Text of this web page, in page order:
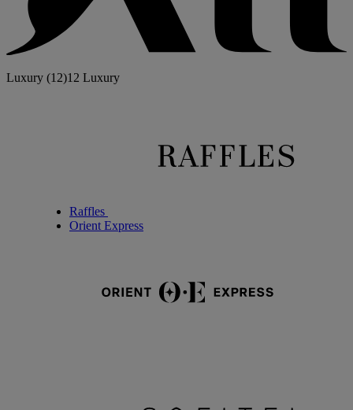
Luxury (12)12 Luxury
Raffles
Orient Express